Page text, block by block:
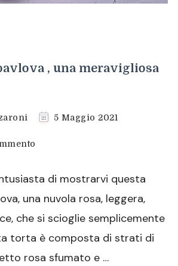
, una meravigliosa
5 Maggio 2021
pavlova
meravigliosa
rosa
di mostrarvi questa
una nuvola rosa, leggera,
che si scioglie semplicemente
torta è composta di strati di
rosa sfumato e …